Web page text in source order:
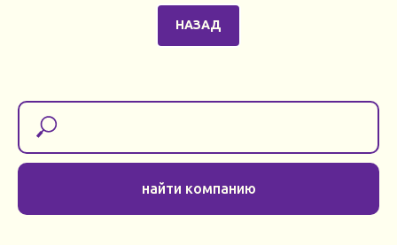
НАЗАД
найти компанию